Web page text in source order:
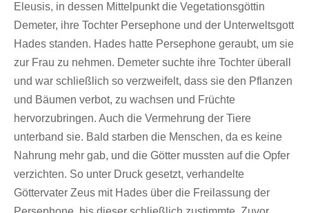
Eleusis, in dessen Mittelpunkt die Vegetationsgöttin
Demeter, ihre Tochter Persephone und der Unterweltsgott
Hades standen. Hades hatte Persephone geraubt, um sie
zur Frau zu nehmen. Demeter suchte ihre Tochter überall
und war schließlich so verzweifelt, dass sie den Pflanzen
und Bäumen verbot, zu wachsen und Früchte
hervorzubringen. Auch die Vermehrung der Tiere
unterband sie. Bald starben die Menschen, da es keine
Nahrung mehr gab, und die Götter mussten auf die Opfer
verzichten. So unter Druck gesetzt, verhandelte
Göttervater Zeus mit Hades über die Freilassung der